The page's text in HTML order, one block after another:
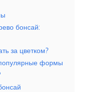
бонсай:
за цветком?
формы